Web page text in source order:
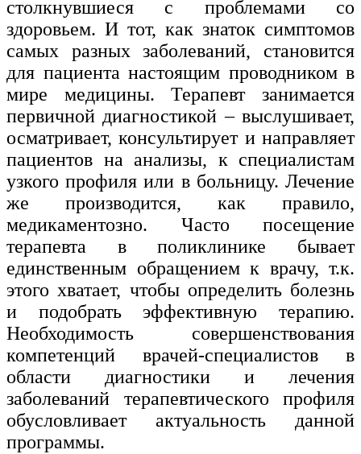
Изобразительное и прикладные виды
Средства массовой информации и
информативно-библиотечное дело
Управление в технических системах
Ветеринария и зоотехника
Подготовка к периодической
аккредитации
Основные Услуги
Дополнительные Услуги
столкнувшиеся с проблемами со
здоровьем. И тот, как знаток симптомов
самых разных заболеваний, становится
для пациента настоящим проводником в
мире медицины. Терапевт занимается
первичной диагностикой – выслушивает,
осматривает, консультирует и направляет
пациентов на анализы, к специалистам
узкого профиля или в больницу. Лечение
же производится, как правило,
медикаментозно. Часто посещение
терапевта в поликлинике бывает
единственным обращением к врачу, т.к.
этого хватает, чтобы определить болезнь
и подобрать эффективную терапию.
Необходимость совершенствования
компетенций врачей-специалистов в
области диагностики и лечения
заболеваний терапевтического профиля
обусловливает актуальность данной
программы.